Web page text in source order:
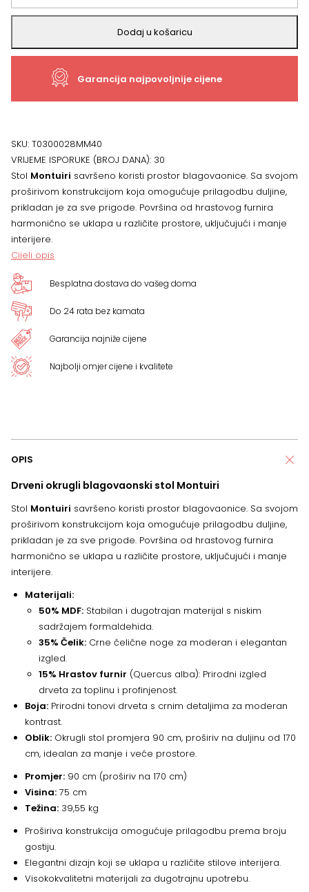
okrugli
blagovaonski
količina
Dodaj u košaricu
Garancija najpovoljnije cijene
SKU: T0300028MM40
VRIJEME ISPORUKE (BROJ DANA): 30
Stol Montuiri savršeno koristi prostor blagovaonice. Sa svojom
proširivom konstrukcijom koja omogućuje prilagodbu duljine,
prikladan je za sve prigode. Površina od hrastovog furnira
harmonično se uklapa u različite prostore, uključujući i manje
interijere.
Cijeli opis
Besplatna dostava do vašeg doma
Do 24 rata bez kamata
Garancija najniže cijene
Najbolji omjer cijene i kvalitete
OPIS
Drveni okrugli blagovaonski stol Montuiri
Stol Montuiri savršeno koristi prostor blagovaonice. Sa svojom
proširivom konstrukcijom koja omogućuje prilagodbu duljine,
prikladan je za sve prigode. Površina od hrastovog furnira
harmonično se uklapa u različite prostore, uključujući i manje
interijere.
Materijali:
50% MDF: Stabilan i dugotrajan materijal s niskim
sadržajem formaldehida.
35% Čelik: Crne čelične noge za moderan i elegantan
izgled.
15% Hrastov furnir (Quercus alba): Prirodni izgled
drveta za toplinu i profinjenost.
Boja: Prirodni tonovi drveta s crnim detaljima za moderan
kontrast.
Oblik: Okrugli stol promjera 90 cm, proširiv na duljinu od 170
cm, idealan za manje i veće prostore.
Promjer: 90 cm (proširiv na 170 cm)
Visina: 75 cm
Težina: 39,55 kg
Proširiva konstrukcija omogućuje prilagodbu prema broju
gostiju.
Elegantni dizajn koji se uklapa u različite stilove interijera.
Visokokvalitetni materijali za dugotrajnu upotrebu.